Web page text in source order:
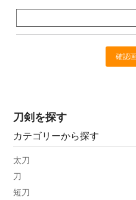
刀剣を探す
カテゴリーから探す
太刀
刀
短刀